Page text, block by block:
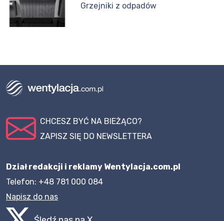
Grzejniki z odpadów
CHCESZ BYĆ NA BIEŻĄCO?
ZAPISZ SIĘ DO NEWSLETTERA
Dział redakcji i reklamy Wentylacja.com.pl
Telefon: +48 781 000 084
Napisz do nas